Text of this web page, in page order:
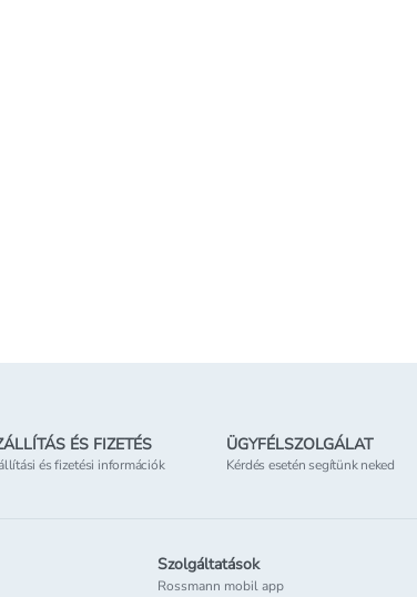
ÉS FIZETÉS
és fizetési információk
ÜGYFÉLSZOLGÁLAT
Kérdés esetén segítünk neked
Szolgáltatások
Rossmann mobil app